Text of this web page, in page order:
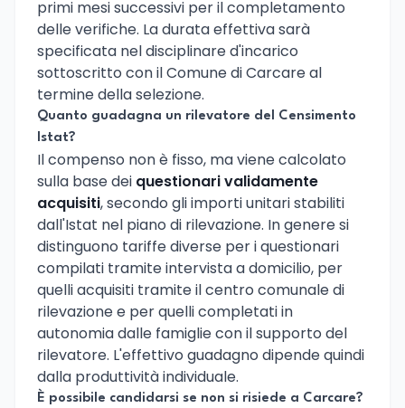
primi mesi successivi per il completamento
delle verifiche. La durata effettiva sarà
specificata nel disciplinare d'incarico
sottoscritto con il Comune di Carcare al
termine della selezione.
Quanto guadagna un rilevatore del Censimento
Istat?
Il compenso non è fisso, ma viene calcolato
sulla base dei questionari validamente
acquisiti, secondo gli importi unitari stabiliti
dall'Istat nel piano di rilevazione. In genere si
distinguono tariffe diverse per i questionari
compilati tramite intervista a domicilio, per
quelli acquisiti tramite il centro comunale di
rilevazione e per quelli completati in
autonomia dalle famiglie con il supporto del
rilevatore. L'effettivo guadagno dipende quindi
dalla produttività individuale.
È possibile candidarsi se non si risiede a Carcare?